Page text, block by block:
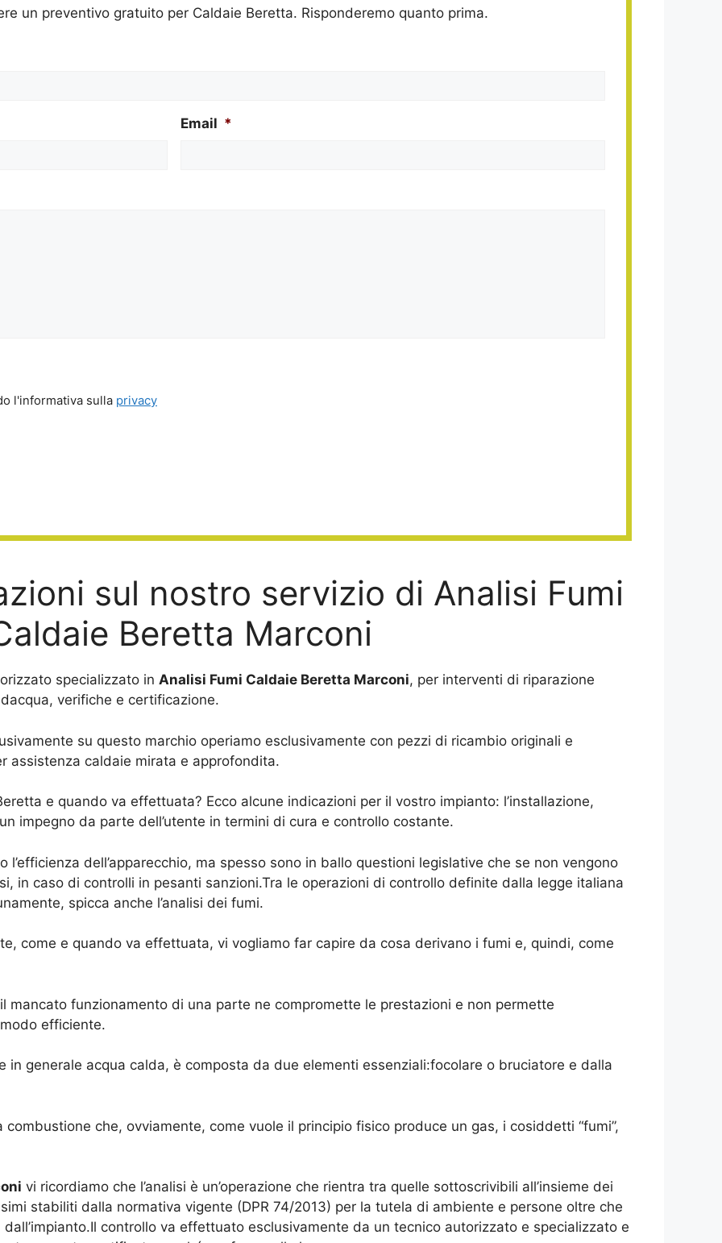
un preventivo gratuito per Caldaie Beretta. Risponderemo quanto prima.
Email *
l'informativa sulla privacy
sul nostro servizio di Analisi Fumi
Beretta Marconi
specializzato in Analisi Fumi Caldaie Beretta Marconi, per interventi di riparazione
verifiche e certificazione.
su questo marchio operiamo esclusivamente con pezzi di ricambio originali e
assistenza caldaie mirata e approfondita.
e quando va effettuata? Ecco alcune indicazioni per il vostro impianto: l’installazione,
impegno da parte dell’utente in termini di cura e controllo costante.
dell’apparecchio, ma spesso sono in ballo questioni legislative che se non vengono
in caso di controlli in pesanti sanzioni.Tra le operazioni di controllo definite dalla legge italiana
spicca anche l’analisi dei fumi.
come e quando va effettuata, vi vogliamo far capire da cosa derivano i fumi e, quindi, come
mancato funzionamento di una parte ne compromette le prestazioni e non permette
efficiente.
in generale acqua calda, è composta da due elementi essenziali:focolare o bruciatore e dalla
che, ovviamente, come vuole il principio fisico produce un gas, i cosiddetti “fumi”,
vi ricordiamo che l’analisi è un’operazione che rientra tra quelle sottoscrivibili all’insieme dei
stabiliti dalla normativa vigente (DPR 74/2013) per la tutela di ambiente e persone oltre che
controllo va effettuato esclusivamente da un tecnico autorizzato e specializzato e